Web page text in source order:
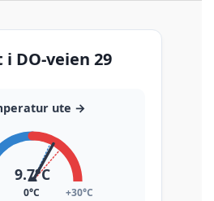
DO-veien 29
ute →
9.7°C
0°C +30°C